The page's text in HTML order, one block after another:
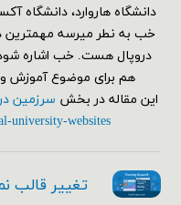
دانشگاه هاروارد، دانشگاه
خب به نطر میرسه مهمترین
هم برای موضوع آموزش
این مقاله در بخش سرزمین
university-websites
تغییر قالب